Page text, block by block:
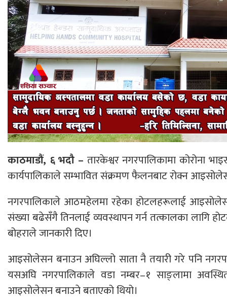
काठमाडौं, ६ भदौ – तारकेश्वर नगरपालिकामा कोरोना
कार्यपालिकाले सम्भावित संक्रमण फैलनबाट रोक्न
नगरपालिकाले आठमहेलमा रहेका होटलहरूलाई
संख्या बढेसँगै तिनलाई व्यवस्थापन गर्न तत्कालका लागि
बोहराले जानकारी दिए।
आइसोलेसन बनाउन अघिल्लो साता नै तयारी गरे पनि
यसअघि नगरपालिकाले वडा नम्बर–१ साङ्लामा
आइसोलेसन बनाउने बताएको थियो।